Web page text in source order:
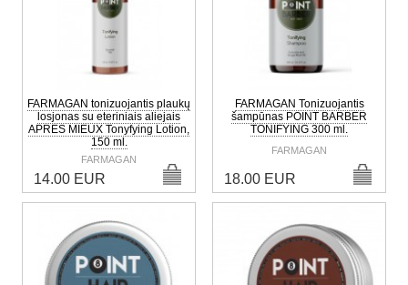
FARMAGAN tonizuojantis plaukų
losjonas su eteriniais aliejais
APRES MIEUX Tonyfying Lotion,
150 ml.
FARMAGAN
14.00 EUR
FARMAGAN Tonizuojantis
šampūnas POINT BARBER
TONIFYING 300 ml.
FARMAGAN
18.00 EUR